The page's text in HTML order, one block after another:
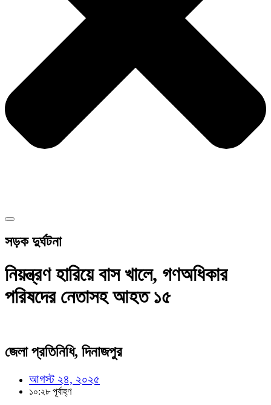
সড়ক দুর্ঘটনা
নিয়ন্ত্রণ হারিয়ে বাস খালে, গণঅধিকার
পরিষদের নেতাসহ আহত ১৫
জেলা প্রতিনিধি, দিনাজপুর
আগস্ট ২৪, ২০২৫
১০:২৮ পূর্বাহ্ণ